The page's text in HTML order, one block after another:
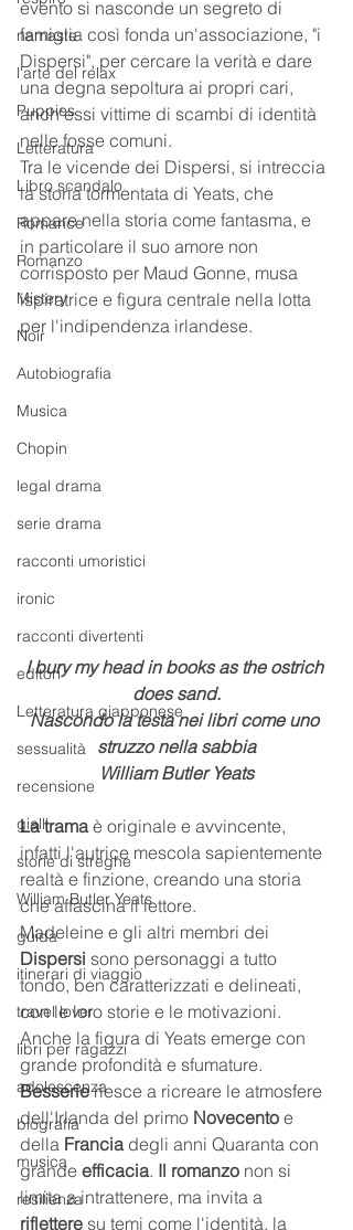
namaste
l'arte del relax
Puppies
Letteratura
Libro scandalo
Romance
Romanzo
Mistery
Noir
Autobiografia
Musica
Chopin
legal drama
serie drama
racconti umoristici
ironic
racconti divertenti
editori
Letteratura giapponese
sessualità
recensione
gialli
storie di streghe
William Butler Yeats
guida
itinerari di viaggio
travel lover
libri per ragazzi
adolescenza
biografia
musica
resilienza
evento si nasconde un segreto di
famiglia così fonda un'associazione, "i
Dispersi", per cercare la verità e dare
una degna sepoltura ai propri cari,
anch'essi vittime di scambi di identità
nelle fosse comuni.
Tra le vicende dei Dispersi, si intreccia
la storia tormentata di Yeats, che
appare nella storia come fantasma, e
in particolare il suo amore non
corrisposto per Maud Gonne, musa
ispiratrice e figura centrale nella lotta
per l'indipendenza irlandese.
I bury my head in books as the ostrich
does sand.
Nascondo la testa nei libri come uno
struzzo nella sabbia
William Butler Yeats
La trama è originale e avvincente,
infatti l'autrice mescola sapientemente
realtà e finzione, creando una storia
che affascina il lettore.
Madeleine e gli altri membri dei
Dispersi sono personaggi a tutto
tondo, ben caratterizzati e delineati,
con le loro storie e le motivazioni.
Anche la figura di Yeats emerge con
grande profondità e sfumature.
Besserie riesce a ricreare le atmosfere
dell'Irlanda del primo Novecento e
della Francia degli anni Quaranta con
grande efficacia. Il romanzo non si
limita a intrattenere, ma invita a
riflettere su temi come l'identità, la